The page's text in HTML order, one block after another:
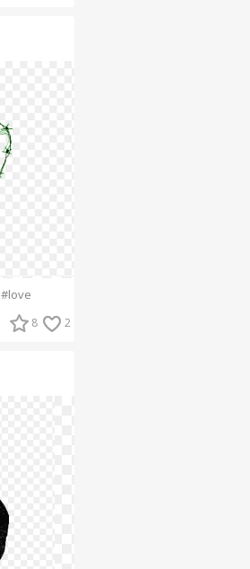
#love
8 2